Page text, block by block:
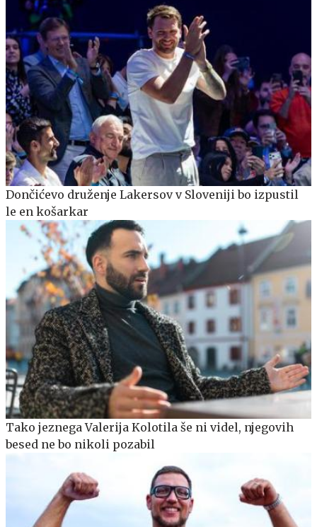
Dončićevo druženje Lakersov v Sloveniji bo izpustil
le en košarkar
Tako jeznega Valerija Kolotila še ni videl, njegovih
besed ne bo nikoli pozabil